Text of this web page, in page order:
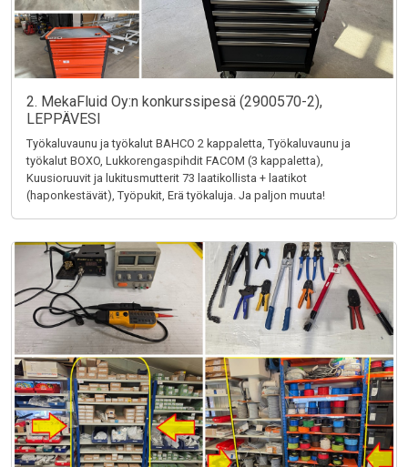
2. MekaFluid Oy:n konkurssipesä (2900570-2),
LEPPÄVESI
Työkaluvaunu ja työkalut BAHCO 2 kappaletta, Työkaluvaunu ja
työkalut BOXO, Lukkorengaspihdit FACOM (3 kappaletta),
Kuusioruuvit ja lukitusmutterit 73 laatikollista + laatikot
(haponkestävät), Työpukit, Erä työkaluja. Ja paljon muuta!